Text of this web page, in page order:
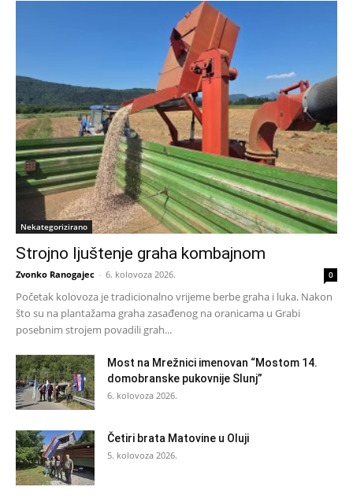
Nekategorizirano
Strojno ljuštenje graha kombajnom
Zvonko Ranogajec - 6. kolovoza 2026. 0
Početak kolovoza je tradicionalno vrijeme berbe graha i luka. Nakon
što su na plantažama graha zasađenog na oranicama u Grabi
posebnim strojem povadili grah...
Most na Mrežnici imenovan “Mostom 14.
domobranske pukovnije Slunj”
6. kolovoza 2026.
Četiri brata Matovine u Oluji
5. kolovoza 2026.